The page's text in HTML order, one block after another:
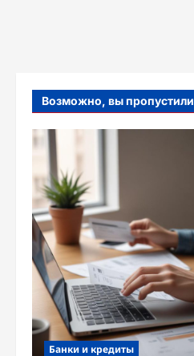
Возможно, вы пропустили
Банки и кредиты